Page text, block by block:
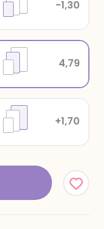
+1,70
4,79
-1,30